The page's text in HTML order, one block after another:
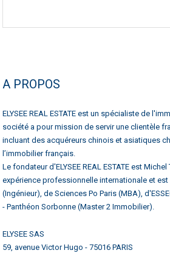
A PROPOS
ELYSEE REAL ESTATE est un spécialiste de
société a pour mission de servir une clientèle
incluant des acquéreurs chinois et asiatiques
l’immobilier français.
Le fondateur d'ELYSEE REAL ESTATE est
expérience professionnelle internationale et
(Ingénieur), de Sciences Po Paris (MBA),
- Panthéon Sorbonne (Master 2 Immobilier).
ELYSEE SAS
59, avenue Victor Hugo - 75016 PARIS